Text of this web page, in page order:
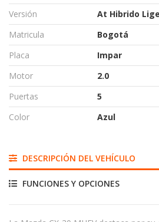
Versión
At Hibrido
Matricula
Bogotá
Placa
Impar
Motor
2.0
Puertas
5
Color
Azul
DESCRIPCIÓN DEL VEHÍCULO
FUNCIONES Y OPCIONES